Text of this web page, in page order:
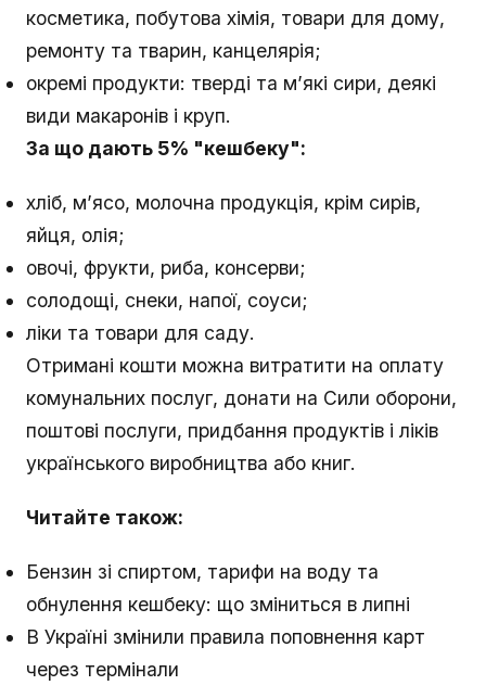
косметика, побутова хімія, товари для дому,
ремонту та тварин, канцелярія;
окремі продукти: тверді та м’які сири, деякі
види макаронів і круп.
За що дають 5% "кешбеку":
хліб, м’ясо, молочна продукція, крім сирів,
яйця, олія;
овочі, фрукти, риба, консерви;
солодощі, снеки, напої, соуси;
ліки та товари для саду.
Отримані кошти можна витратити на оплату
комунальних послуг, донати на Сили оборони,
поштові послуги, придбання продуктів і ліків
українського виробництва або книг.
Читайте також:
Бензин зі спиртом, тарифи на воду та
обнулення кешбеку: що зміниться в липні
В Україні змінили правила поповнення карт
через термінали